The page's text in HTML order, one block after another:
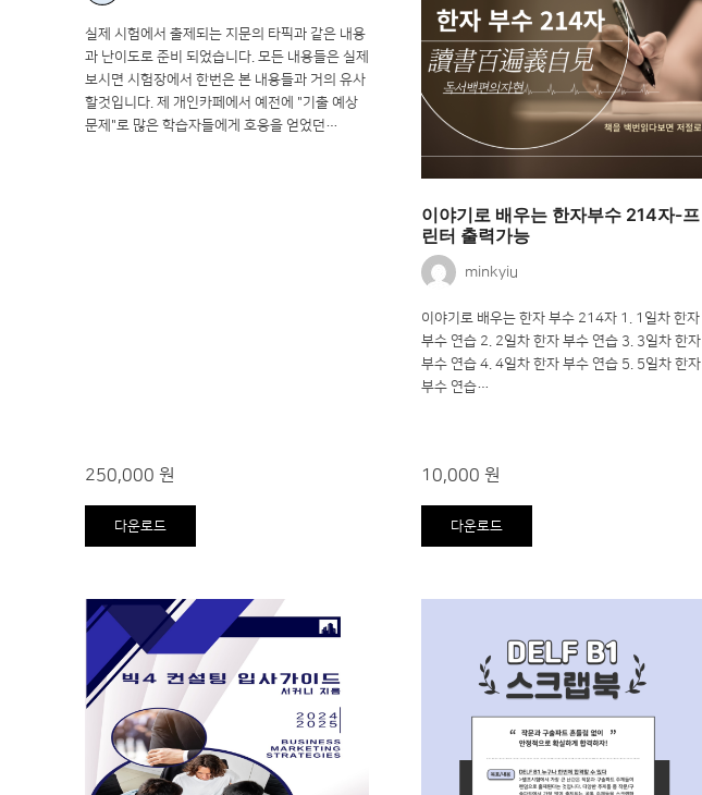
실제 시험에서 출제되는 지문의 타픽과 같은 내용
과 난이도로 준비 되었습니다. 모든 내용들은 실제
보시면 시험장에서 한번은 본 내용들과 거의 유사
할것입니다. 제 개인카페에서 예전에 "기출 예상
문제"로 많은 학습자들에게 호응을 얻었던…
250,000 원
다운로드
이야기로 배우는 한자부수 214자-프
린터 출력가능
minkyiu
이야기로 배우는 한자 부수 214자 1. 1일차 한자
부수 연습 2. 2일차 한자 부수 연습 3. 3일차 한자
부수 연습 4. 4일차 한자 부수 연습 5. 5일차 한자
부수 연습…
10,000 원
다운로드